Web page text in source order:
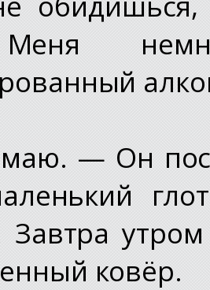
— Он
Завтра
ковёр.